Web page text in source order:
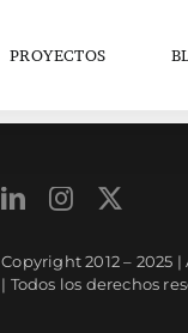
PROYECTOS
Copyright 2012 – 2025
| Todos los derechos